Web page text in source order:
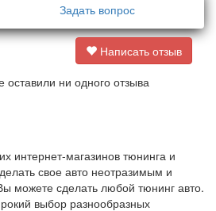
Задать вопрос
Написать отзыв
оставили ни одного отзыва
интернет-магазинов тюнинга и
свое авто неотразимым и
можете сделать любой тюнинг авто.
выбор разнообразных